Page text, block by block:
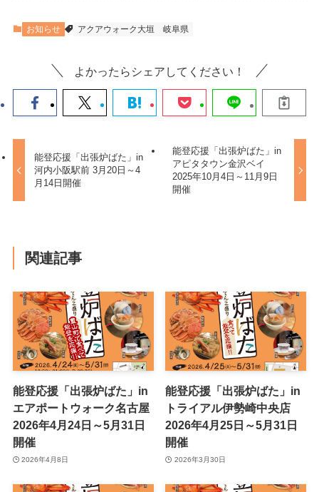
お知らせ アクアウォーク大垣 岐阜県
よかったらシェアしてください！
能登応援「出張炉ばた」in
河内小阪駅前 3月20日～4
月14日開催
能登応援「出張炉ばた」in
アピタタウン金沢ベイ
2025年10月4日～11月9日
開催
関連記事
能登応援「出張炉ばた」in
エアポートウォーク名古屋
2026年4月24日～5月31日
開催
2026年4月8日
能登応援「出張炉ばた」in
トライアル伊勢崎中央店
2026年4月25日～5月31日
開催
2026年3月30日